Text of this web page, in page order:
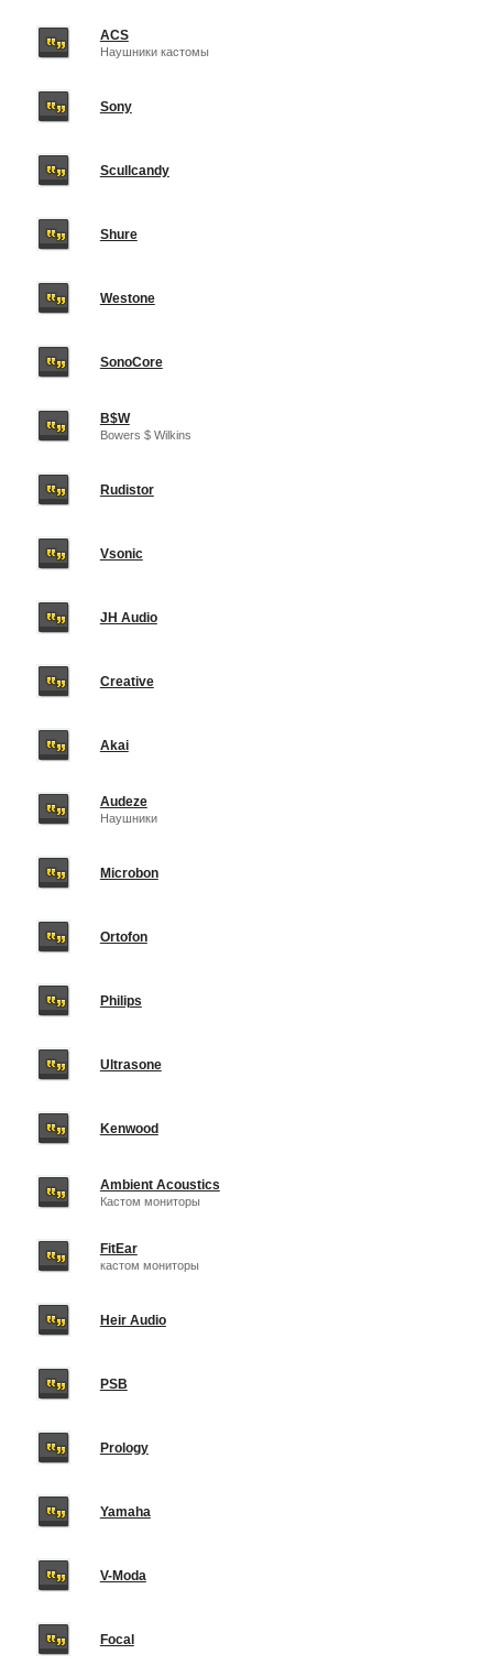
ACS
Наушники кастомы
Sony
Scullcandy
Shure
Westone
SonoCore
B$W
Bowers $ Wilkins
Rudistor
Vsonic
JH Audio
Creative
Akai
Audeze
Наушники
Microbon
Ortofon
Philips
Ultrasone
Kenwood
Ambient Acoustics
Кастом мониторы
FitEar
кастом мониторы
Heir Audio
PSB
Prology
Yamaha
V-Moda
Focal